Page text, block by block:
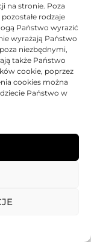
na stronie. Poza
rodzaje
Państwo wyrazić
wyrażają Państwo
niezbędnymi,
także Państwo
cookie, poprzez
cookies można
Państwo w